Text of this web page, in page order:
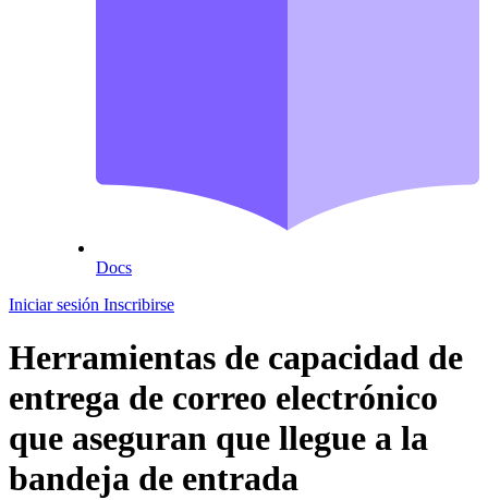
Docs
Iniciar sesión Inscribirse
Herramientas de capacidad de
entrega de correo electrónico
que aseguran que llegue a la
bandeja de entrada